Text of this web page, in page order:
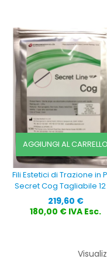
AGGIUNGI AL CARRELLO
Fili Estetici di Trazione in
Secret Cog Tagliabile
Prezzo
219,60 €
180,00 € IVA Esc.